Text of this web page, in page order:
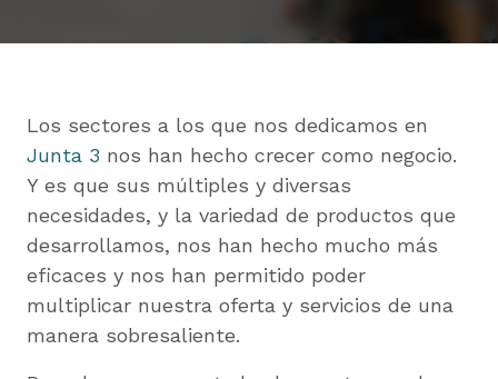
Los sectores a los que nos dedicamos en
Junta 3 nos han hecho crecer como negocio.
Y es que sus múltiples y diversas
necesidades, y la variedad de productos que
desarrollamos, nos han hecho mucho más
eficaces y nos han permitido poder
multiplicar nuestra oferta y servicios de una
manera sobresaliente.